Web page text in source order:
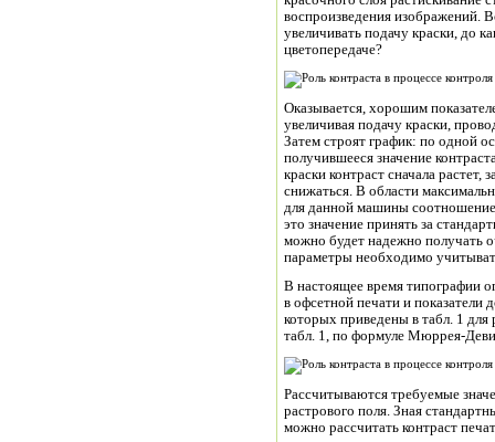
воспроизведения изображений.
увеличивать подачу краски, до
цветопередаче?
Оказывается, хорошим
увеличивая подачу краски,
Затем строят график: по одной
получившееся значение
краски контраст сначала растет,
снижаться. В области
для данной машины соотношение
это значение принять за
можно будет надежно получать
параметры необходимо
В настоящее время типографии
в офсетной печати и показатели
которых приведены в табл. 1
табл. 1, по формуле Мюррея-
Рассчитываются требуемые
растрового поля. Зная
можно рассчитать контраст